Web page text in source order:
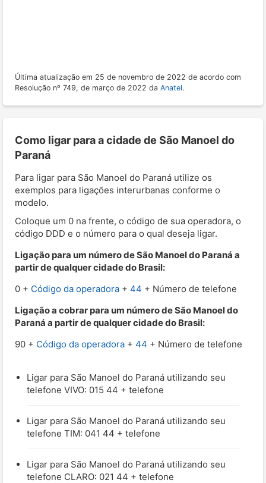
Última atualização em 25 de novembro de 2022 de acordo com
Resolução nº 749, de março de 2022 da Anatel.
Como ligar para a cidade de São Manoel do
Paraná
Para ligar para São Manoel do Paraná utilize os
exemplos para ligações interurbanas conforme o
modelo.
Coloque um 0 na frente, o código de sua operadora, o
código DDD e o número para o qual deseja ligar.
Ligação para um número de São Manoel do Paraná a
partir de qualquer cidade do Brasil:
0 + Código da operadora + 44 + Número de telefone
Ligação a cobrar para um número de São Manoel do
Paraná a partir de qualquer cidade do Brasil:
90 + Código da operadora + 44 + Número de telefone
Ligar para São Manoel do Paraná utilizando seu
telefone VIVO: 015 44 + telefone
Ligar para São Manoel do Paraná utilizando seu
telefone TIM: 041 44 + telefone
Ligar para São Manoel do Paraná utilizando seu
telefone CLARO: 021 44 + telefone